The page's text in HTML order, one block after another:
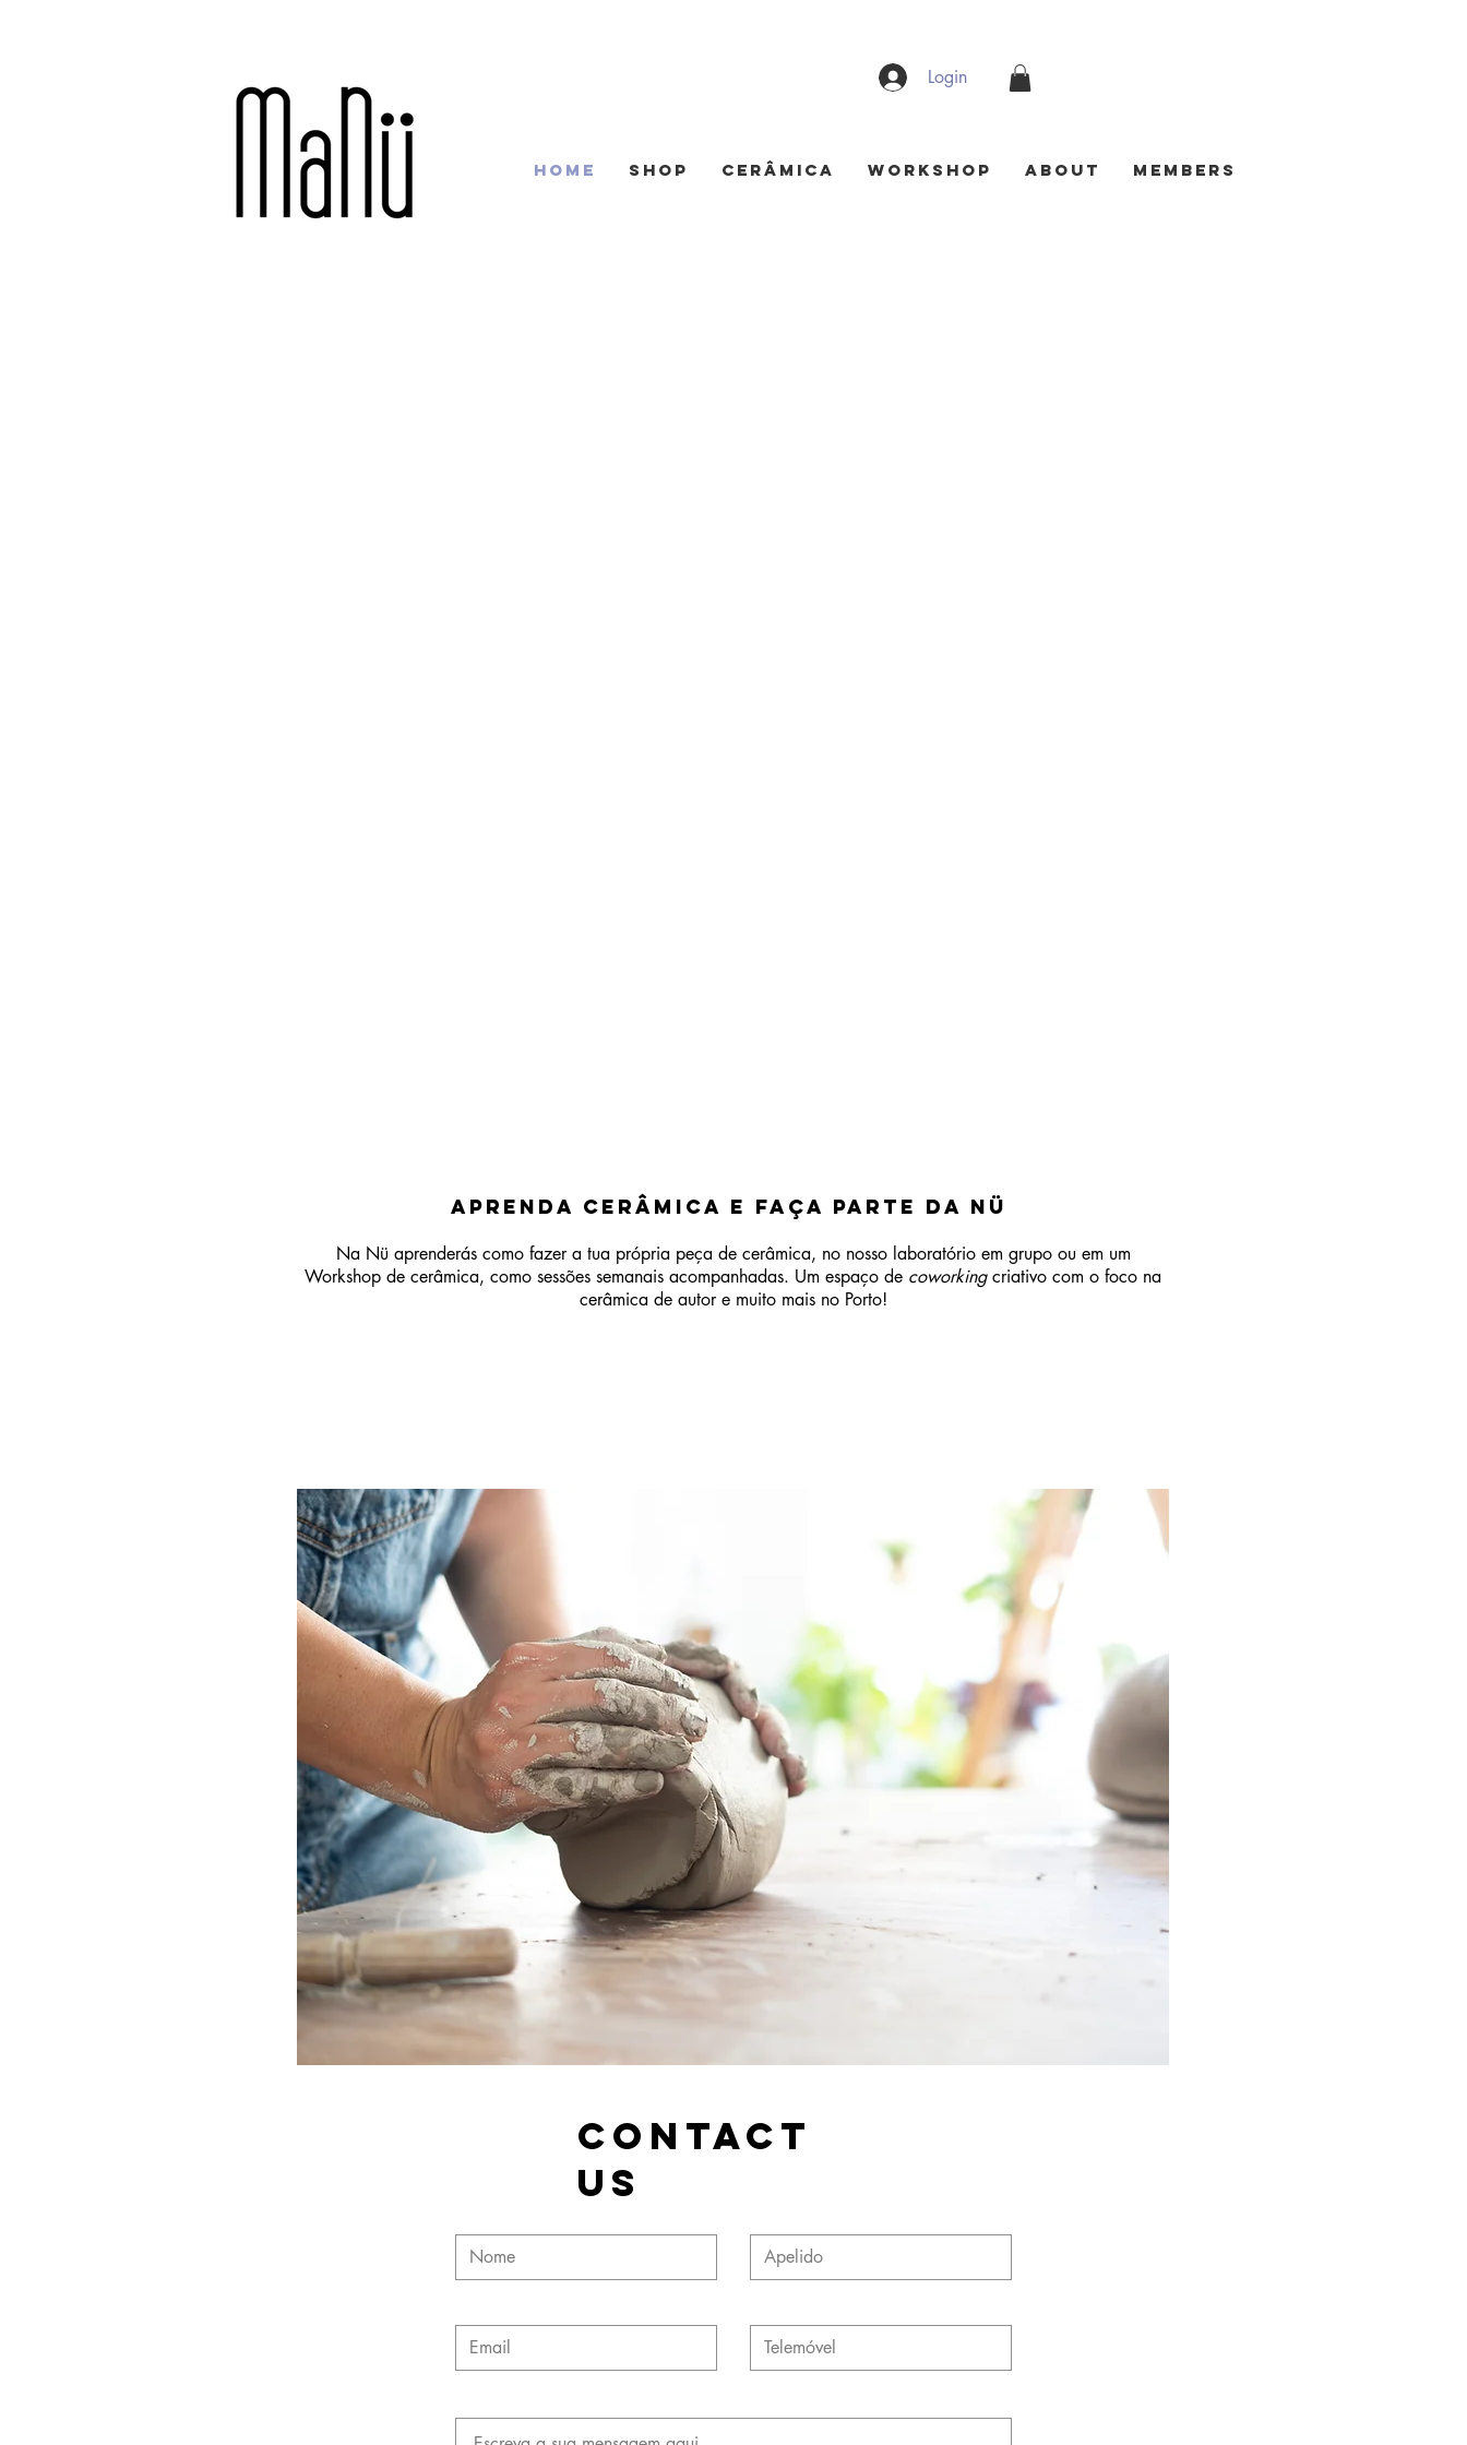
Login
HOME Shop Cerâmica Workshop ABOUT Members
Aprenda Cerâmica e Faça Parte da Nü
Na Nü aprenderás como fazer a tua própria peça de cerâmica, no nosso laboratório em grupo ou em um
Workshop de cerâmica, como sessões semanais acompanhadas. Um espaço de coworkingcriativo com o foco na
cerâmica de autor e muito mais no Porto!
Contact
Us